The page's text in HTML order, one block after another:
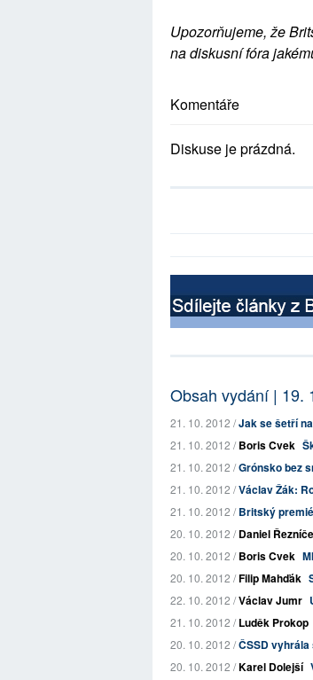
Upozorňujeme, že
na diskusní fóra
Komentáře
Diskuse je prázdná.
Obsah vydání | 19.
21. 10. 2012 /Jak se šetří
21. 10. 2012 /Boris Cvek
21. 10. 2012 /Grónsko bez
21. 10. 2012 /Václav Žák:
21. 10. 2012 /Britský
20. 10. 2012 /Daniel
20. 10. 2012 /Boris Cvek
20. 10. 2012 /Filip Mahďák
22. 10. 2012 /Václav Jumr
21. 10. 2012 /Luděk Prokop
20. 10. 2012 /ČSSD
20. 10. 2012 /Karel Dolejší